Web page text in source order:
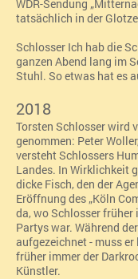
WDR-Sendung
tatsächlich in der
Schlosser Ich hab die
ganzen Abend lang im
Stuhl. So etwas hat es
2018
Torsten Schlosser wird
genommen: Peter
versteht Schlossers
Landes. In Wirklichkeit
dicke Fisch, den der
Eröffnung des „Köln
da, wo Schlosser
Partys war. Während
aufgezeichnet - muss
früher immer der
Künstler.